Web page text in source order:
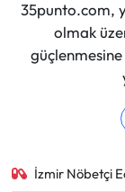
35punto.com,
olmak
güçlenmesine
İzmir Nöbetçi